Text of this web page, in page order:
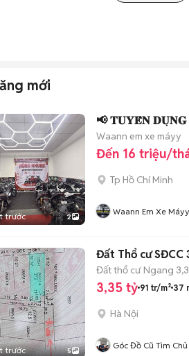
mới
trước 2
📢 𝐓𝐔𝐘𝐄̂̉𝐍
Waann em xe máyy
Đến 16 triệu/
Tp Hồ Chí Minh
Waann Em Xe Máyy
trước 5
Đất Thổ cư SĐCC
Đất thổ cư Ngang
3,35 tỷ 91 tr/m² 37
Hà Nội
Góc Đồ Cũ Tìm Chủ